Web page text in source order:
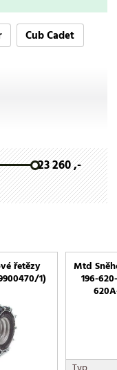
Cub Cadet
23 260 ,-
řetězy
1)
Mtd
196-